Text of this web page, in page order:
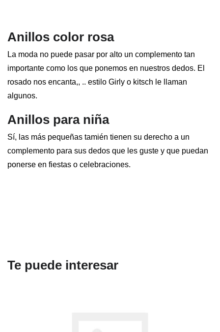
Anillos color rosa
La moda no puede pasar por alto un complemento tan
importante como los que ponemos en nuestros dedos. El
rosado nos encanta,, .. estilo Girly o kitsch le llaman
algunos.
Anillos para niña
Sí, las más pequeñas tamién tienen su derecho a un
complemento para sus dedos que les guste y que puedan
ponerse en fiestas o celebraciones.
Te puede interesar